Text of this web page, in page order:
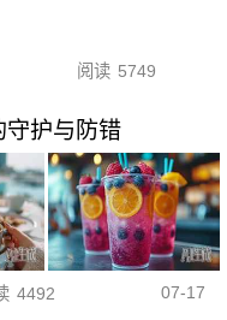
阅读 5749
守护与防错
4492 07-17